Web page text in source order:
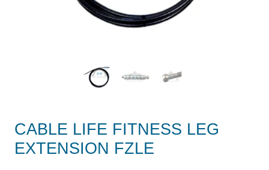
CABLE LIFE FITNESS LEG
EXTENSION FZLE